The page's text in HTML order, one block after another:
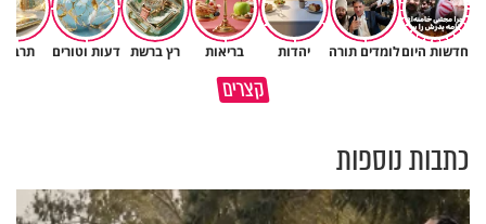
חדשות היוםלומדים תורה יהדות בריאות רץ ברשת דעות וטורים
קצריםמדוע האמונה נמשלה למלח?
גם ׳הרע׳ זה הרחמים של בורא
כתבות נוספות